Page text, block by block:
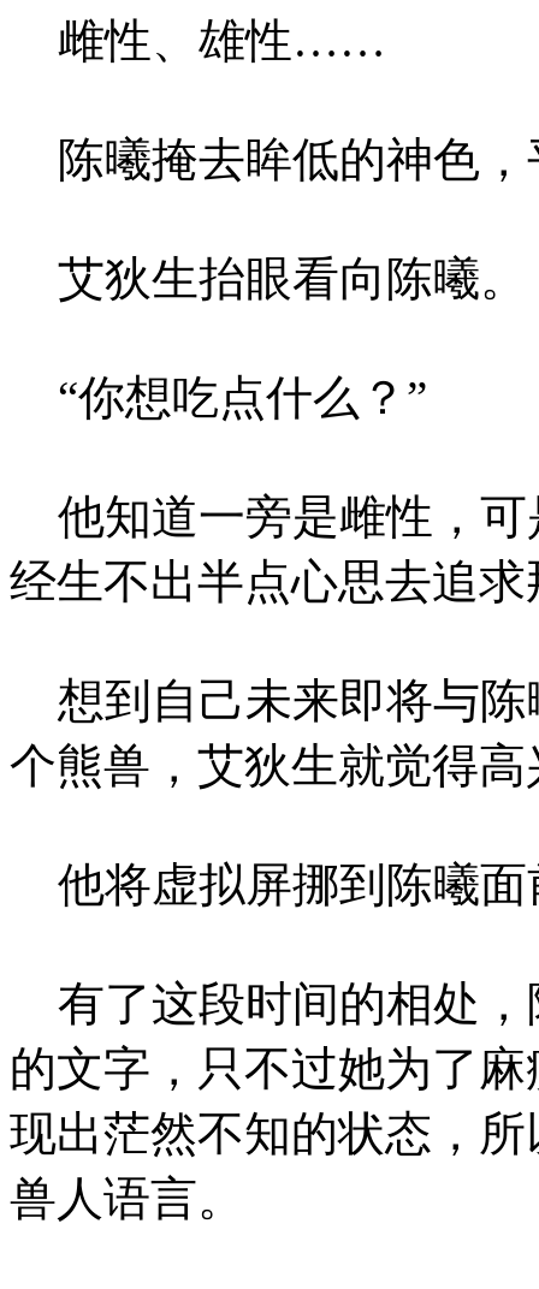
雌性、雄性……
陈曦掩去眸低的神色，
艾狄生抬眼看向陈曦。
“你想吃点什么？”
他知道一旁是雌性，可
经生不出半点心思去追
想到自己未来即将与陈
个熊兽，艾狄生就觉得
他将虚拟屏挪到陈曦面
有了这段时间的相处，
的文字，只不过她为了
现出茫然不知的状态，
兽人语言。